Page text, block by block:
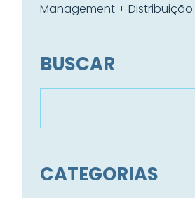
Management + Distribuição.
BUSCAR
CATEGORIAS